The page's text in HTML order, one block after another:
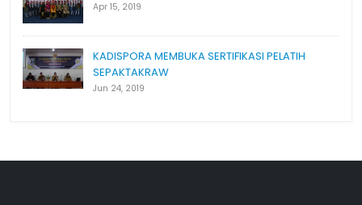
Apr 15, 2019
KADISPORA MEMBUKA SERTIFIKASI PELATIH
SEPAKTAKRAW
Jun 24, 2019